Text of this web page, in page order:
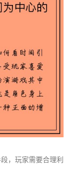
，玩家需要合理利